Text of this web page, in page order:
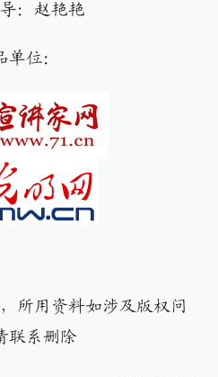
：赵艳艳
单位：
所用资料如涉及版权问
联系删除